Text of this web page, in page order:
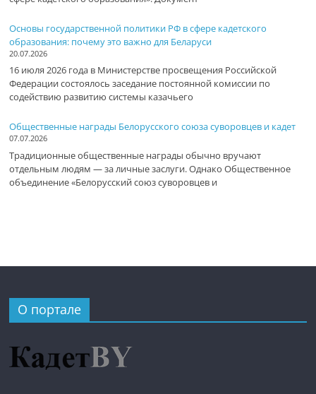
Основы государственной политики РФ в сфере кадетского
образования: почему это важно для Беларуси
20.07.2026
16 июля 2026 года в Министерстве просвещения Российской
Федерации состоялось заседание постоянной комиссии по
содействию развитию системы казачьего
Общественные награды Белорусского союза суворовцев и кадет
07.07.2026
Традиционные общественные награды обычно вручают
отдельным людям — за личные заслуги. Однако Общественное
объединение «Белорусский союз суворовцев и
О портале